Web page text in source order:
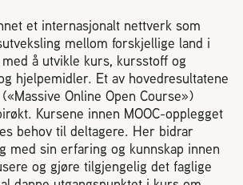
og salg av bier
et internasjonalt nettverk som
mellom forskjellige land i
å utvikle kurs, kursstoff og
hjelpemidler. Et av hovedresultatene
Online Open Course»)
Kursene innen MOOC-opplegget
behov til deltagere. Her bidrar
med sin erfaring og kunnskap innen
og gjøre tilgjengelig det faglige